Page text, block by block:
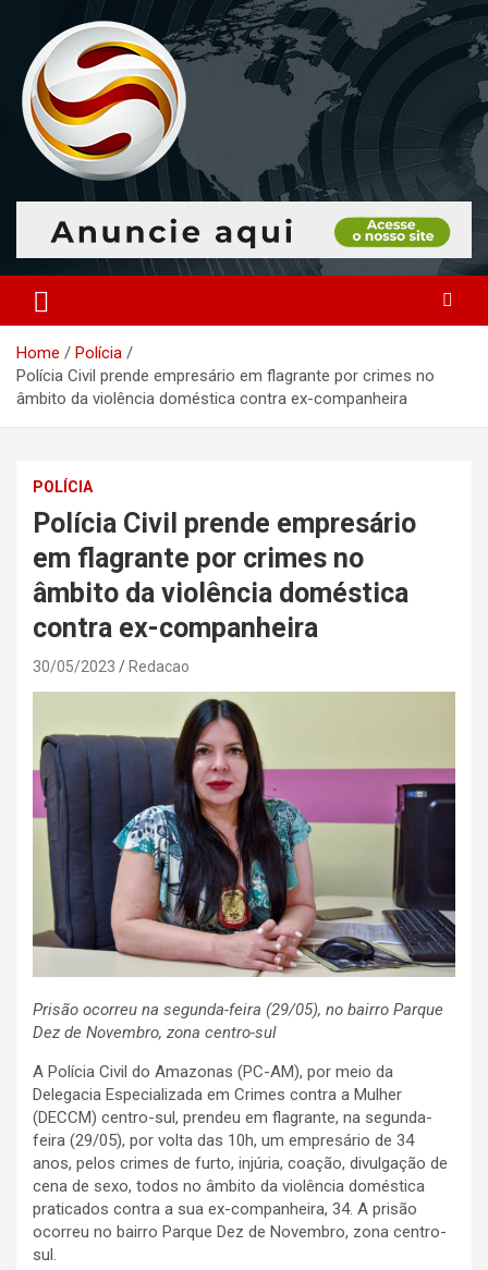
content
Portal Monitoramento
O portal que manitora a notícias para você!
Home
Polícia
Polícia Civil prende empresário em flagrante por crimes no
âmbito da violência doméstica contra ex-companheira
POLÍCIA
Polícia Civil prende empresário
em flagrante por crimes no
âmbito da violência doméstica
contra ex-companheira
30/05/2023 Redacao
Prisão ocorreu na segunda-feira (29/05), no bairro Parque
Dez de Novembro, zona centro-sul
A Polícia Civil do Amazonas (PC-AM), por meio da
Delegacia Especializada em Crimes contra a Mulher
(DECCM) centro-sul, prendeu em flagrante, na segunda-
feira (29/05), por volta das 10h, um empresário de 34
anos, pelos crimes de furto, injúria, coação, divulgação de
cena de sexo, todos no âmbito da violência doméstica
praticados contra a sua ex-companheira, 34. A prisão
ocorreu no bairro Parque Dez de Novembro, zona centro-
sul.